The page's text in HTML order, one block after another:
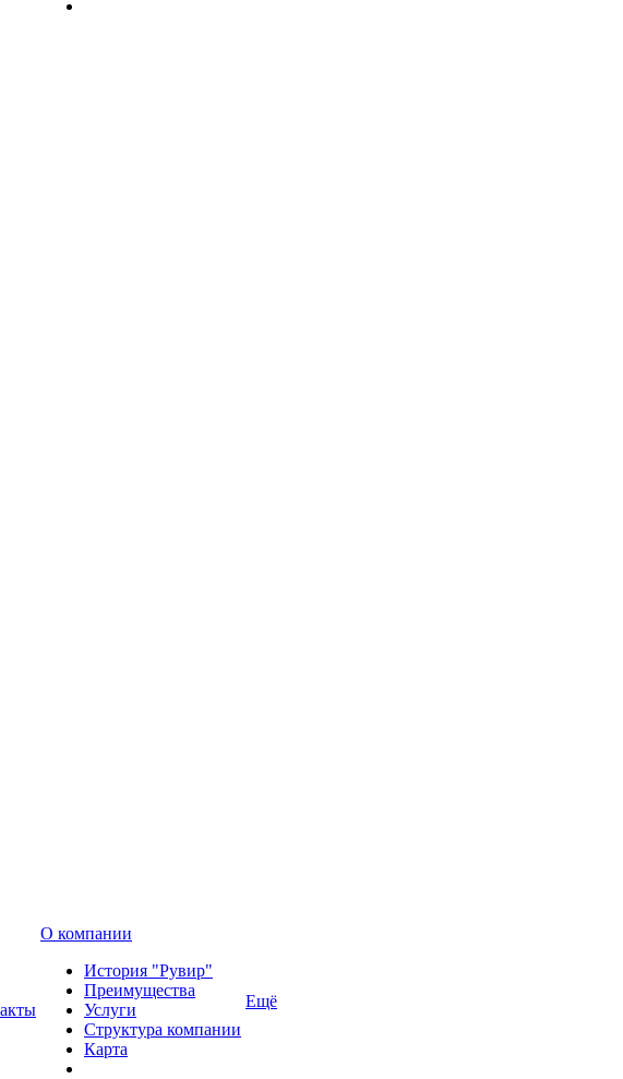
О компании
История "Рувир"
Преимущества
Услуги
Структура компании
Карта
Ещё